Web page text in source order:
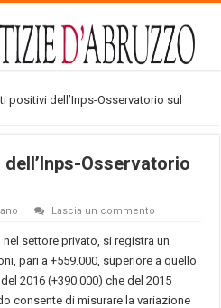
positivi dell’Inps-Osservatorio sul
Osservatorio
Lascia un commento
settore privato, si registra un
pari a +559.000, superiore a quello
2016 (+390.000) che del 2015
consente di misurare la variazione